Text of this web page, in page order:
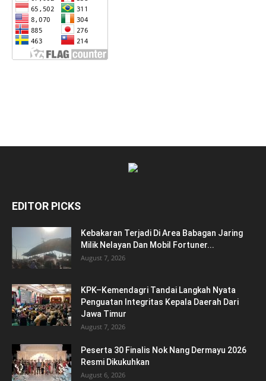
EDITOR PICKS
Kebakaran Terjadi Di Area Babagan Jaring
Milik Nelayan Dan Mobil Fortuner...
August 7, 2026
KPK–Kemendagri Tandai Langkah Nyata
Penguatan Integritas Kepala Daerah Dari
Jawa Timur
August 7, 2026
Peserta 30 Finalis Nok Nang Dermayu 2026
Resmi Dikukuhkan
August 6, 2026